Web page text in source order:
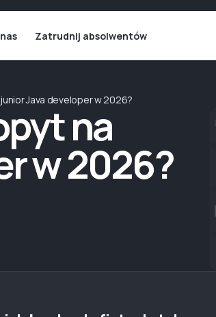
Zatrudnij absolwentów
Java developer w 2026?
na
w 2026?